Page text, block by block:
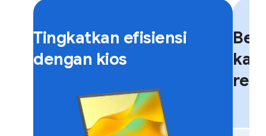
F
i
c
Tingkatkan efisiensi
dengan kios
F
i
c
a